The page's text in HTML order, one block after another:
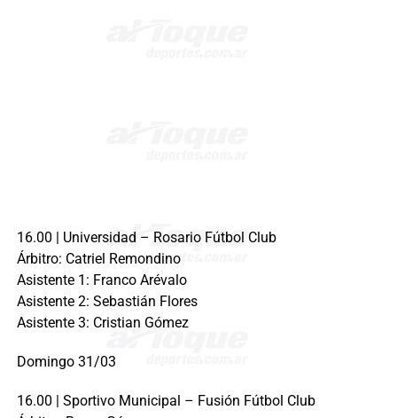
16.00 | Universidad – Rosario Fútbol Club
Árbitro: Catriel Remondino
Asistente 1: Franco Arévalo
Asistente 2: Sebastián Flores
Asistente 3: Cristian Gómez
Domingo 31/03
16.00 | Sportivo Municipal – Fusión Fútbol Club